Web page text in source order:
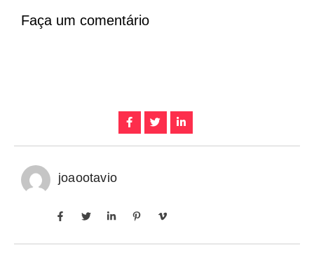
Faça um comentário
joaootavio